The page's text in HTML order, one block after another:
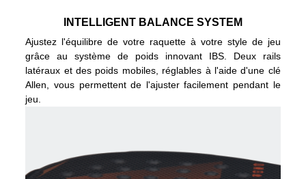
INTELLIGENT BALANCE SYSTEM
Ajustez l'équilibre de votre raquette à votre style de jeu
grâce au système de poids innovant IBS. Deux rails
latéraux et des poids mobiles, réglables à l'aide d'une clé
Allen, vous permettent de l'ajuster facilement pendant le
jeu.